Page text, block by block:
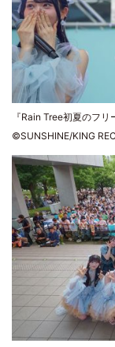
『Rain Tree初夏のフ
©SUNSHINE/KING